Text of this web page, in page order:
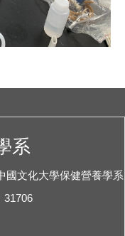
系
國文化大學保健營養學
31706